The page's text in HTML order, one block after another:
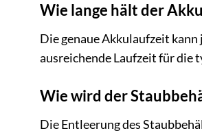
Wie lange hält der
Die genaue Akkulaufzeit
ausreichende Laufzeit für die
Wie wird der
Die Entleerung des